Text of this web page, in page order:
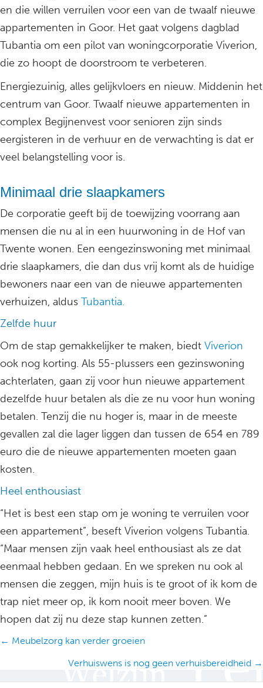
en die willen verruilen voor een van de twaalf nieuwe
appartementen in Goor. Het gaat volgens dagblad
Tubantia om een pilot van woningcorporatie Viverion,
die zo hoopt de doorstroom te verbeteren.
Energiezuinig, alles gelijkvloers en nieuw. Middenin het
centrum van Goor. Twaalf nieuwe appartementen in
complex Begijnenvest voor senioren zijn sinds
eergisteren in de verhuur en de verwachting is dat er
veel belangstelling voor is.
Minimaal drie slaapkamers
De corporatie geeft bij de toewijzing voorrang aan
mensen die nu al in een huurwoning in de Hof van
Twente wonen. Een eengezinswoning met minimaal
drie slaapkamers, die dan dus vrij komt als de huidige
bewoners naar een van de nieuwe appartementen
verhuizen, aldus Tubantia.
Zelfde huur
Om de stap gemakkelijker te maken, biedt Viverion
ook nog korting. Als 55-plussers een gezinswoning
achterlaten, gaan zij voor hun nieuwe appartement
dezelfde huur betalen als die ze nu voor hun woning
betalen. Tenzij die nu hoger is, maar in de meeste
gevallen zal die lager liggen dan tussen de 654 en 789
euro die de nieuwe appartementen moeten gaan
kosten.
Heel enthousiast
“Het is best een stap om je woning te verruilen voor
een appartement”, beseft Viverion volgens Tubantia.
“Maar mensen zijn vaak heel enthousiast als ze dat
eenmaal hebben gedaan. En we spreken nu ook al
mensen die zeggen, mijn huis is te groot of ik kom de
trap niet meer op, ik kom nooit meer boven. We
hopen dat zij nu deze stap kunnen zetten.”
Posts
← Meubelzorg kan verder groeien
Verhuiswens is nog geen verhuisbereidheid →